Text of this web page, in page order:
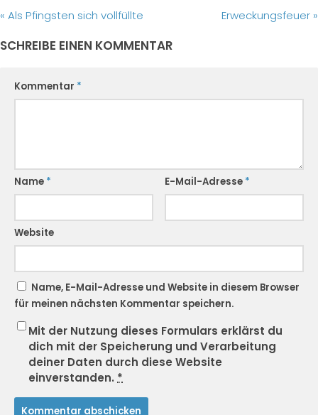
« Als Pfingsten sich vollfüllte Erweckungsfeuer »
SCHREIBE EINEN KOMMENTAR
Kommentar *
Name * E-Mail-Adresse *
Website
Name, E-Mail-Adresse und Website in diesem Browser
für meinen nächsten Kommentar speichern.
Mit der Nutzung dieses Formulars erklärst du
dich mit der Speicherung und Verarbeitung
deiner Daten durch diese Website
einverstanden. *